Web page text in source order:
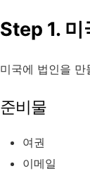
Step 1. 미
미국에 법인을
준비물
여권
이메일